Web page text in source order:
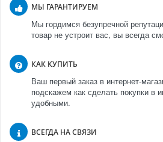
МЫ ГАРАНТИРУЕМ
Мы гордимся безупречной
товар не устроит вас, вы всегда
КАК КУПИТЬ
Ваш первый заказ в интернет-
подскажем как сделать покупки в
удобными.
ВСЕГДА НА СВЯЗИ